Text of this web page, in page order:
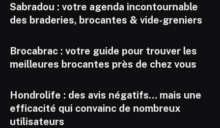
Sabradou : votre agenda incontournable
des braderies, brocantes & vide-greniers
Brocabrac : votre guide pour trouver les
meilleures brocantes près de chez vous
Hondrolife : des avis négatifs… mais une
efficacité qui convainc de nombreux
utilisateurs